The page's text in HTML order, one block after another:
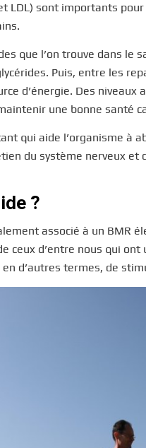
LDL) sont importants
que l’on trouve dans le
Puis, entre les
d’énergie. Des
une bonne santé
qui aide l’organisme à
du système nerveux et
?
associé à un BMR
ceux d’entre nous qui
d’autres termes, de